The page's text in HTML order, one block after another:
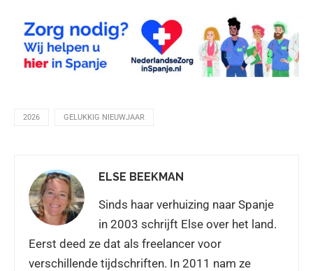
2026 GELUKKIG NIEUWJAAR
ELSE BEEKMAN
Sinds haar verhuizing naar Spanje
in 2003 schrijft Else over het land.
Eerst deed ze dat als freelancer voor
verschillende tijdschriften. In 2011 nam ze